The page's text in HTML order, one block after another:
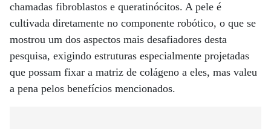
chamadas fibroblastos e queratinócitos. A pele é
cultivada diretamente no componente robótico, o que se
mostrou um dos aspectos mais desafiadores desta
pesquisa, exigindo estruturas especialmente projetadas
que possam fixar a matriz de colágeno a eles, mas valeu
a pena pelos benefícios mencionados.